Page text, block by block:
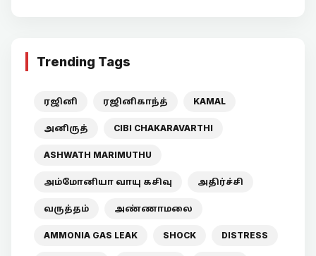
Trending Tags
ரஜினி ரஜினிகாந்த் KAMAL
அனிருத் CIBI CHAKARAVARTHI
ASHWATH MARIMUTHU
அம்மோனியா வாயு கசிவு அதிர்ச்சி
வருத்தம் அண்ணாமலை
AMMONIA GAS LEAK SHOCK DISTRESS